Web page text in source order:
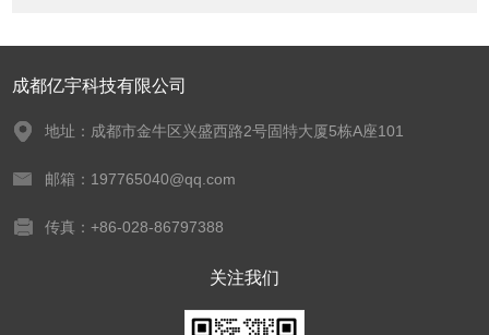
成都亿宇科技有限公司
地址：成都市金牛区兴盛西路2号固特大厦5栋A座101
邮箱：197765040@qq.com
传真：+86-028-86797388
关注我们